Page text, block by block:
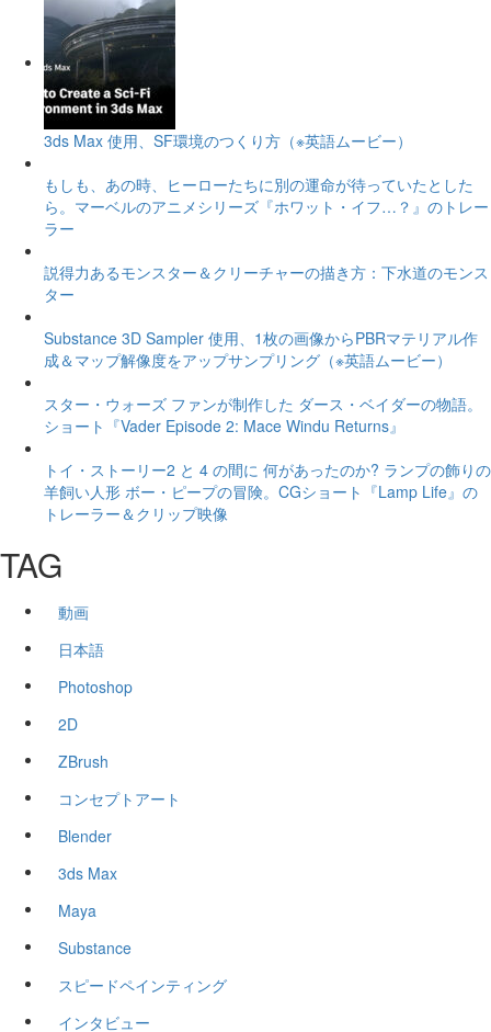
3ds Max 使用、SF環境のつくり方（※英語ムービー）
もしも、あの時、ヒーローたちに別の運命が待っていたとした
ら。マーベルのアニメシリーズ『ホワット・イフ…？』のトレー
ラー
説得力あるモンスター＆クリーチャーの描き方：下水道のモンス
ター
Substance 3D Sampler 使用、1枚の画像からPBRマテリアル作
成＆マップ解像度をアップサンプリング（※英語ムービー）
スター・ウォーズ ファンが制作した ダース・ベイダーの物語。
ショート『Vader Episode 2: Mace Windu Returns』
トイ・ストーリー2 と 4 の間に 何があったのか? ランプの飾りの
羊飼い人形 ボー・ピープの冒険。CGショート『Lamp Life』の
トレーラー＆クリップ映像
TAG
動画
日本語
Photoshop
2D
ZBrush
コンセプトアート
Blender
3ds Max
Maya
Substance
スピードペインティング
インタビュー